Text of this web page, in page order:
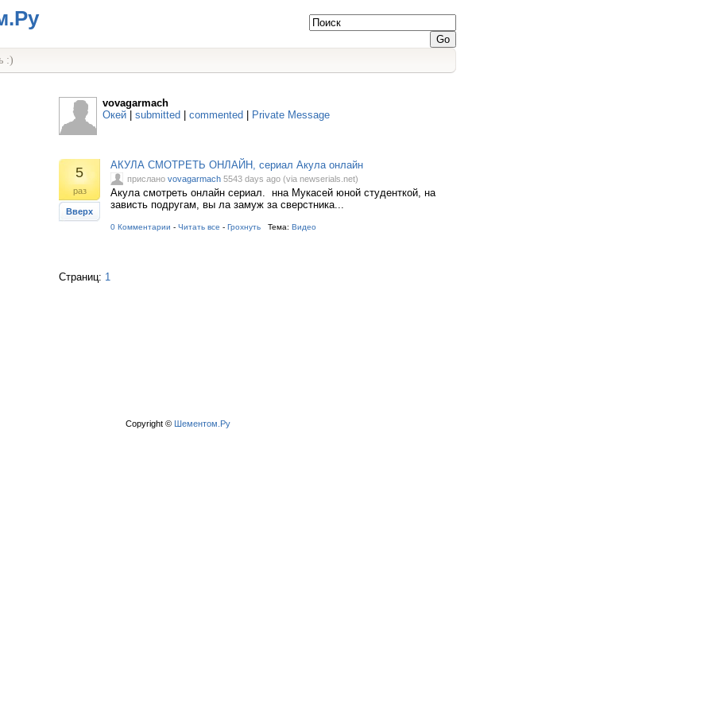
:)
vovagarmach
Окей
submitted commented Private Message
5
раз
Вверх
АКУЛА СМОТРЕТЬ ОНЛАЙН, сериал Акула онлайн
прислано vovagarmach 5543 days ago (via newserials.net)
Акула смотреть онлайн сериал. нна Мукасей юной студенткой, на
зависть подругам, вы ла замуж за сверстника...
0 Комментарии - Читать все - Грохнуть Тема: Видео
Страниц: 1
Copyright © Шементом.Ру